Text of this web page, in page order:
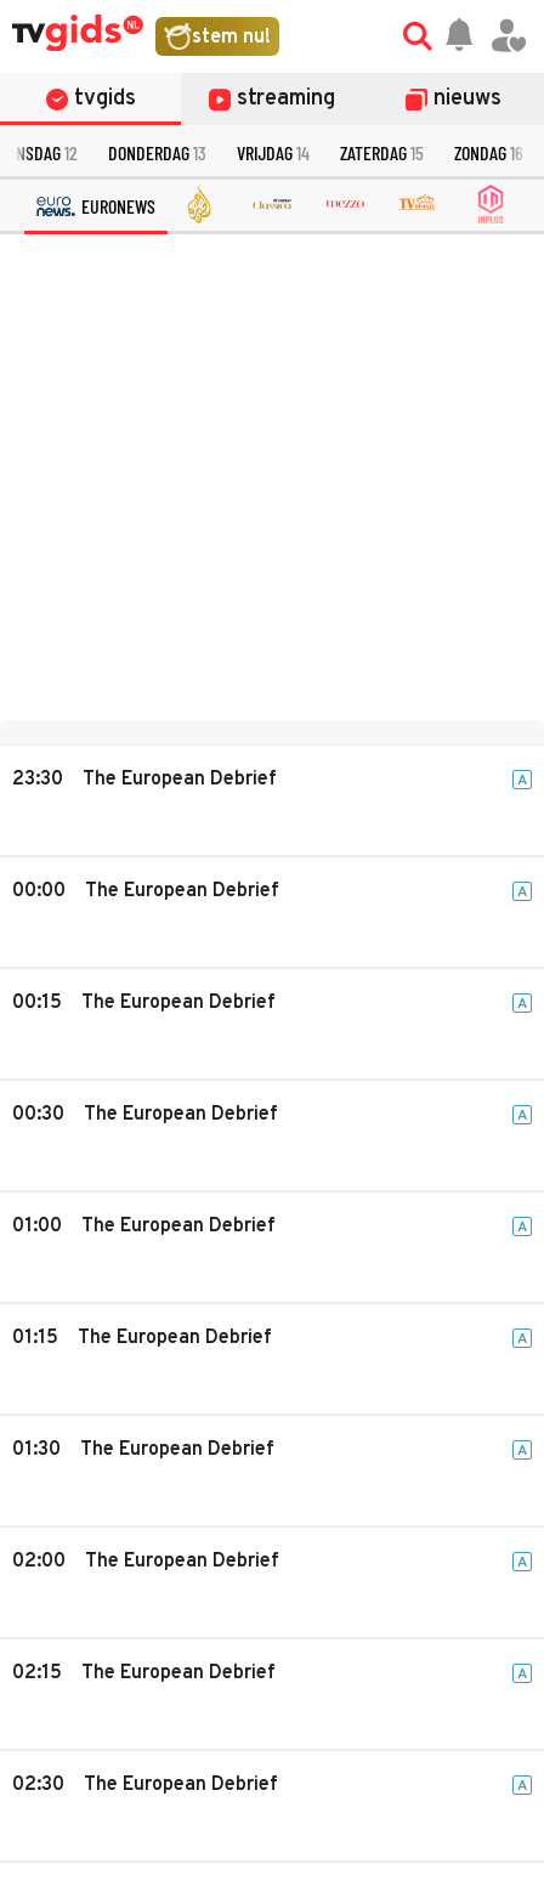
stem nu!
tvgids streaming nieuws
12 DONDERDAG13 VRIJDAG14 ZATERDAG15 ZONDAG16
EURONEWS
23:30 The European Debrief A
00:00 The European Debrief A
00:15 The European Debrief A
00:30 The European Debrief A
01:00 The European Debrief A
01:15 The European Debrief A
01:30 The European Debrief A
02:00 The European Debrief A
02:15 The European Debrief A
02:30 The European Debrief A